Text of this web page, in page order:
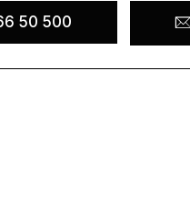
50 500